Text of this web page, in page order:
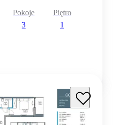
Pokoje
3
Piętro
1